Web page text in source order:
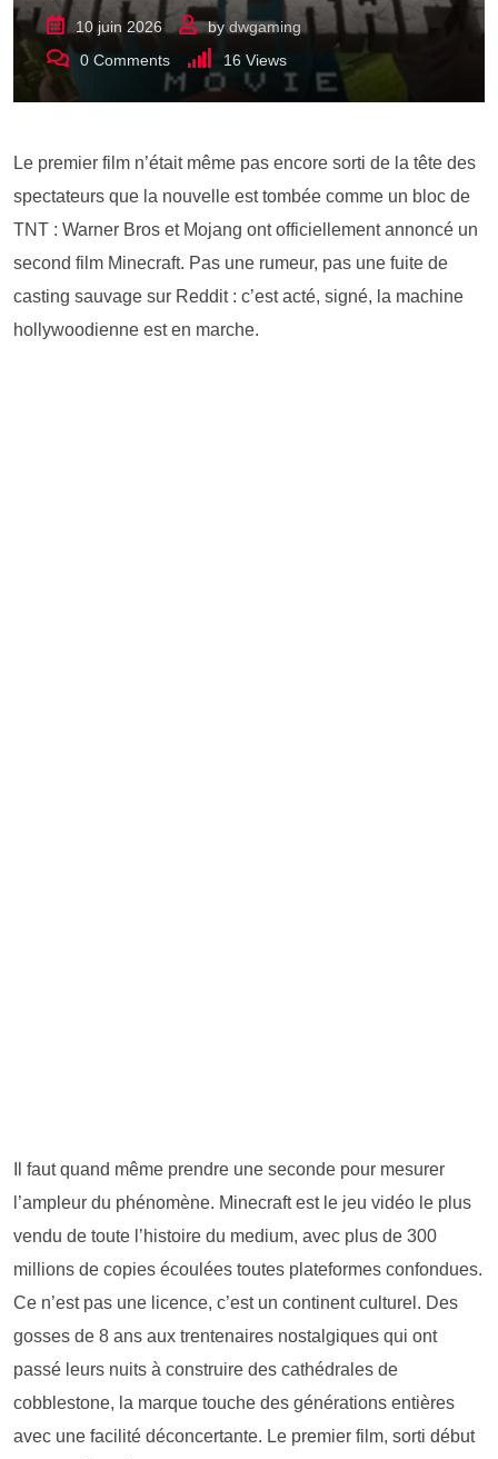
10 juin 2026 by dwgaming
0 Comments 16 Views
Le premier film n’était même pas encore sorti de la tête des
spectateurs que la nouvelle est tombée comme un bloc de
TNT : Warner Bros et Mojang ont officiellement annoncé un
second film Minecraft. Pas une rumeur, pas une fuite de
casting sauvage sur Reddit : c’est acté, signé, la machine
hollywoodienne est en marche.
Il faut quand même prendre une seconde pour mesurer
l’ampleur du phénomène. Minecraft est le jeu vidéo le plus
vendu de toute l’histoire du medium, avec plus de 300
millions de copies écoulées toutes plateformes confondues.
Ce n’est pas une licence, c’est un continent culturel. Des
gosses de 8 ans aux trentenaires nostalgiques qui ont
passé leurs nuits à construire des cathédrales de
cobblestone, la marque touche des générations entières
avec une facilité déconcertante. Le premier film, sorti début